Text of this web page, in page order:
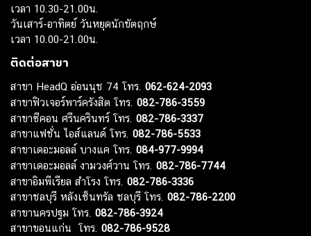
เวลา 10.30-21.00น.
วันเสาร์-อาทิตย์ วันหยุดนักขัตฤกษ์
เวลา 10.00-21.00น.
ติดต่อสาขา
สาขา HeadQ อ่อนนุช 74 โทร. 062-624-2093
สาขาฟิวเจอร์พาร์ครังสิต โทร. 082-786-3559
สาขาซีคอน ศรีนครินทร์ โทร. 082-786-3337
สาขาแฟชั่น ไอส์แลนด์ โทร. 082-786-5533
สาขาเดอะมอลล์ บางแค โทร. 084-977-9994
สาขาเดอะมอลล์ งามวงศ์วาน โทร. 082-786-7744
สาขาอิมพีเรียล สำโรง โทร. 082-786-3336
สาขาชลบุรี หลังเซ็นทรัล ชลบุรี โทร. 082-786-2200
สาขานครปฐม โทร. 082-786-3924
สาขาขอนแก่น โทร. 082-786-9528